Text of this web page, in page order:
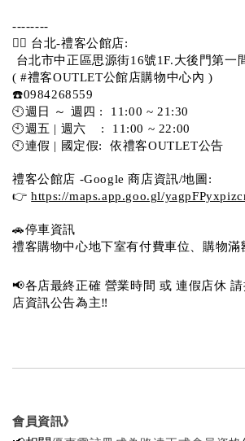
--------
💁‍♀️ 台北-禮客公館店:
台北市中正區思源街16號1F.大後門第一
( #禮客OUTLET公館店購物中心內 )
☎️0984268559
🕙週日 ～ 週四 :  11:00 ~ 21:30
🕙週五 | 週六    :  11:00 ~ 22:00
🕙連假 | 國定假:  依禮客OUTLET公告
禮客公館店 -Google 商店資訊/地圖:
👉 https://maps.app.goo.gl/
🚗停車資訊
禮客購物中心地下室有付費車位、購物滿
📢各店最終正確 營業時間 或 連假店休
店資訊公告為主‼️
會員資訊》